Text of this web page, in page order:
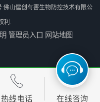
江海灭蟑螂 灭蚊虫 节省客户时间
佛山儒创有害生物防控技术有限公
利.
管理员入口 网站地图
热线电话 在线咨询